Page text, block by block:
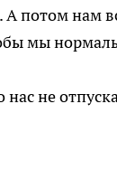
А потом нам
мы
нас не